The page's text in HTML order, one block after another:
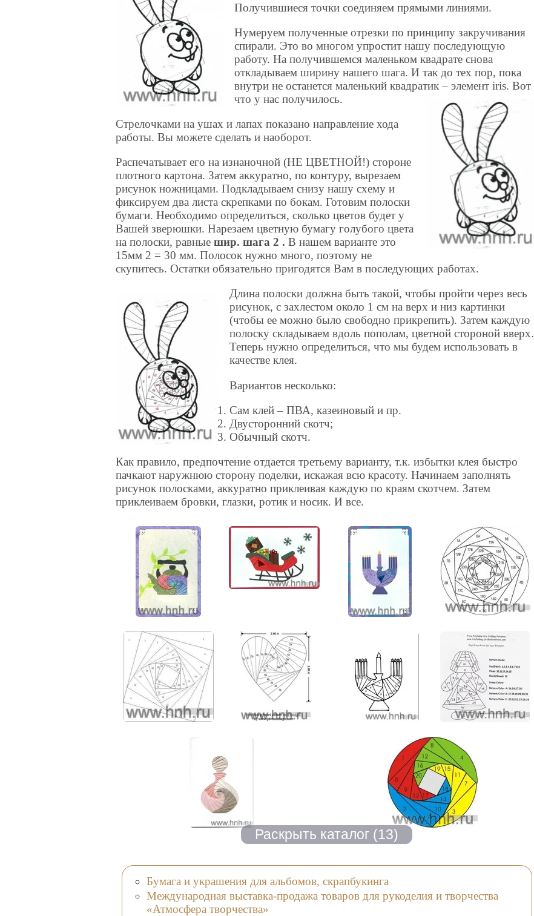
Получившиеся точки соединяем прямыми линиями.
Нумеруем полученные отрезки по принципу закручивания
спирали. Это во многом упростит нашу последующую
работу. На получившемся маленьком квадрате снова
откладываем ширину нашего шага. И так до тех пор, пока
внутри не останется маленький квадратик – элемент iris. Вот
что у нас получилось.
Стрелочками на ушах и лапах показано направление хода
работы. Вы можете сделать и наоборот.
Распечатывает его на изнаночной (НЕ ЦВЕТНОЙ!) стороне
плотного картона. Затем аккуратно, по контуру, вырезаем
рисунок ножницами. Подкладываем снизу нашу схему и
фиксируем два листа скрепками по бокам. Готовим полоски
бумаги. Необходимо определиться, сколько цветов будет у
Вашей зверюшки. Нарезаем цветную бумагу голубого цвета
на полоски, равныешир. шага 2 . В нашем варианте это
15мм 2 = 30 мм. Полосок нужно много, поэтому не
скупитесь. Остатки обязательно пригодятся Вам в последующих работах.
Длина полоски должна быть такой, чтобы пройти через весь
рисунок, с захлестом около 1 см на верх и низ картинки
(чтобы ее можно было свободно прикрепить). Затем каждую
полоску складываем вдоль пополам, цветной стороной вверх.
Теперь нужно определиться, что мы будем использовать в
качестве клея.
Вариантов несколько:
Сам клей – ПВА, казеиновый и пр.
Двусторонний скотч;
Обычный скотч.
Как правило, предпочтение отдается третьему варианту, т.к. избытки клея быстро
пачкают наружнюю сторону поделки, искажая всю красоту. Начинаем заполнять
рисунок полосками, аккуратно приклеивая каждую по краям скотчем. Затем
приклеиваем бровки, глазки, ротик и носик. И все.
Бумага и украшения для альбомов, скрапбукинга
Международная выставка-продажа товаров для рукоделия и творчества
«Атмосфера творчества»